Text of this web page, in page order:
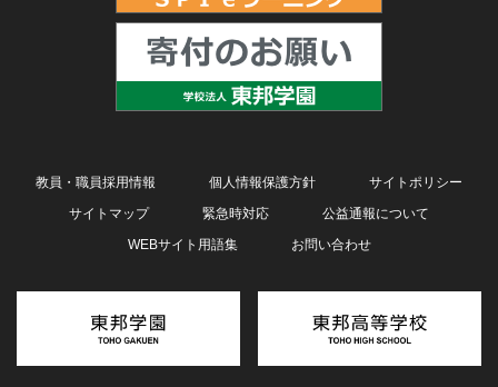
教員・職員採用情報 個人情報保護方針
サイトポリシー
サイトマップ
緊急時対応
公益通報について
WEBサイト用語集
お問い合わせ